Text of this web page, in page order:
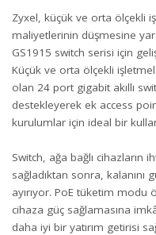
Zyxel, küçük ve orta ölçekli
maliyetlerinin düşmesine
GS1915 switch serisi için
Küçük ve orta ölçekli
olan 24 port gigabit akıllı
destekleyerek ek access
kurulumlar için ideal bir
Switch, ağa bağlı cihazların
sağladıktan sonra, kalanını
ayırıyor. PoE tüketim modu
cihaza güç sağlamasına
daha iyi bir yatırım getirisi